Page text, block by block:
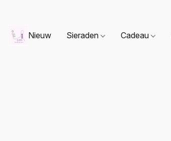
Nieuw Sieraden Cadeau